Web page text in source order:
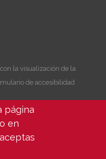
la visualización de la
de accesibilidad
página
en